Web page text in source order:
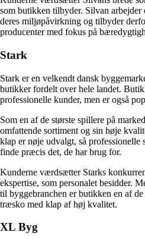
som butikken tilbyder. Silvan arbejder
deres miljøpåvirkning og tilbyder
producenter med fokus på
Stark
Stark er en velkendt dansk
butikker fordelt over hele landet.
professionelle kunder, men er også
Som en af de største spillere på
omfattende sortiment og sin høje
klap er nøje udvalgt, så professionelle
finde præcis det, de har brug for.
Kunderne værdsætter Starks
ekspertise, som personalet besidder.
til byggebranchen er butikken en af
træsko med klap af høj kvalitet.
XL Byg